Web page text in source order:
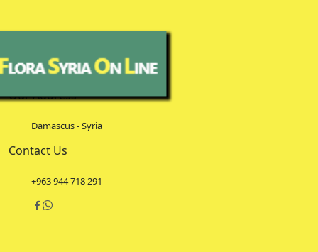
Our Address
Damascus - Syria
Contact Us
+963 944 718 291